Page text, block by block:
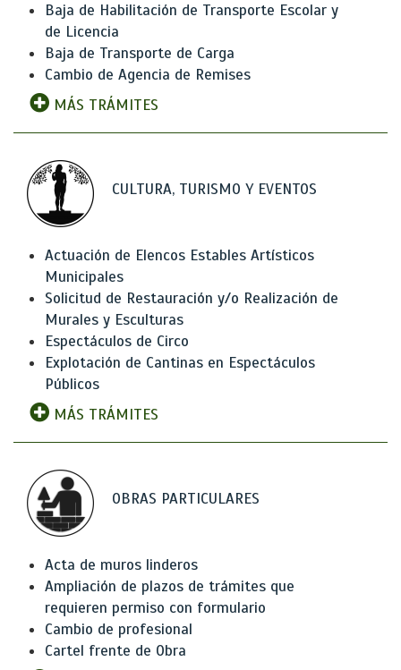
Baja de Habilitación de Transporte Escolar y
de Licencia
Baja de Transporte de Carga
Cambio de Agencia de Remises
MÁS TRÁMITES
CULTURA, TURISMO Y EVENTOS
Actuación de Elencos Estables Artísticos
Municipales
Solicitud de Restauración y/o Realización de
Murales y Esculturas
Espectáculos de Circo
Explotación de Cantinas en Espectáculos
Públicos
MÁS TRÁMITES
OBRAS PARTICULARES
Acta de muros linderos
Ampliación de plazos de trámites que
requieren permiso con formulario
Cambio de profesional
Cartel frente de Obra